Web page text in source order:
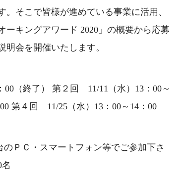
そこで皆様が進めている事業に活用、
キングアワード 2020」の概要から応募
会を開催いたします。
（終了） 第２回 11/11（水）13：00～
第４回 11/25（水）13：00～14：00
ＰＣ・スマートフォン等でご参加下さ